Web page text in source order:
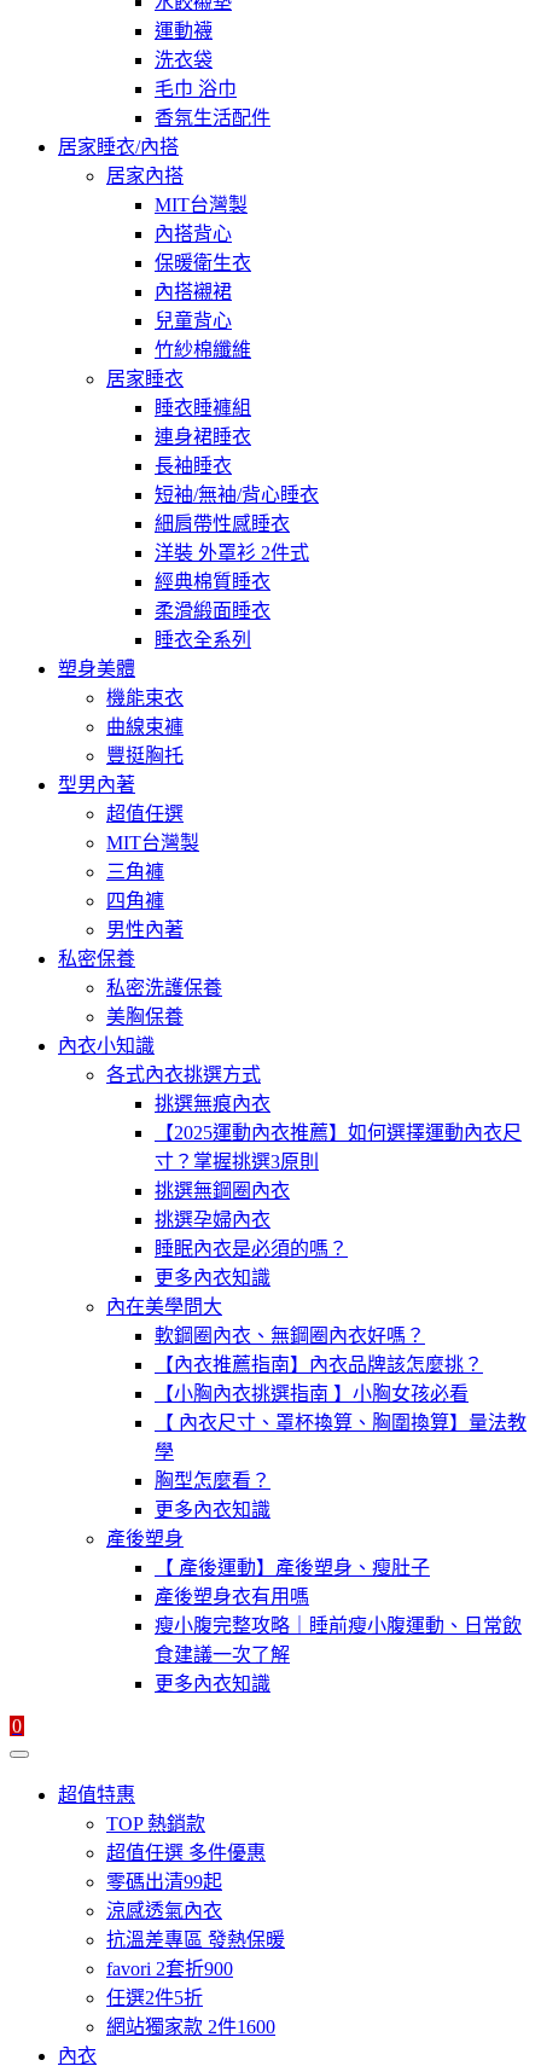
運動襪
洗衣袋
毛巾 浴巾
香氛生活配件
居家睡衣/內搭
居家內搭
MIT台灣製
內搭背心
保暖衛生衣
內搭襯裙
兒童背心
竹紗棉纖維
居家睡衣
睡衣睡褲組
連身裙睡衣
長袖睡衣
短袖/無袖/背心睡衣
細肩帶性感睡衣
洋裝 外罩衫 2件式
經典棉質睡衣
柔滑緞面睡衣
睡衣全系列
塑身美體
機能束衣
曲線束褲
豐挺胸托
型男內著
超值任選
MIT台灣製
三角褲
四角褲
男性內著
私密保養
私密洗護保養
美胸保養
內衣小知識
各式內衣挑選方式
挑選無痕內衣
【2025運動內衣推薦】如何選擇運動內衣尺
寸？掌握挑選3原則
挑選無鋼圈內衣
挑選孕婦內衣
睡眠內衣是必須的嗎？
更多內衣知識
內在美學問大
軟鋼圈內衣、無鋼圈內衣好嗎？
【內衣推薦指南】內衣品牌該怎麼挑？
【小胸內衣挑選指南 】小胸女孩必看
【 內衣尺寸、罩杯換算、胸圍換算】量法教
學
胸型怎麼看？
更多內衣知識
產後塑身
【 產後運動】產後塑身、瘦肚子
產後塑身衣有用嗎
瘦小腹完整攻略｜睡前瘦小腹運動、日常飲
食建議一次了解
更多內衣知識
0
超值特惠
TOP 熱銷款
超值任選 多件優惠
零碼出清99起
涼感透氣內衣
抗溫差專區 發熱保暖
favori 2套折900
任選2件5折
網站獨家款 2件1600
內衣